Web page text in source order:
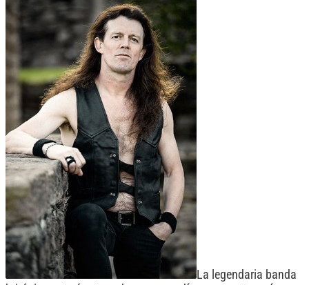
La legendaria banda